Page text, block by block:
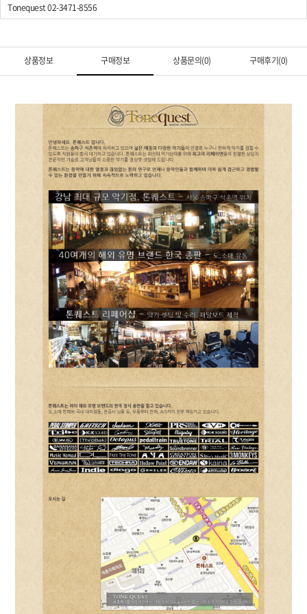
Tonequest 02-3471-8556
상품정보 구매정보 상품문의(0) 구매후기(0)